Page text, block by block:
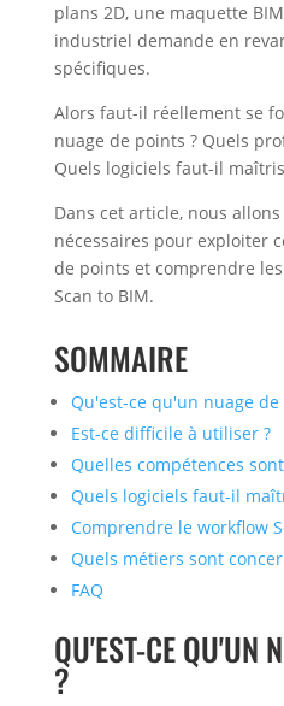
plans 2D, une maquette
industriel demande en
spécifiques.
Alors faut-il réellement se
nuage de points ? Quels
Quels logiciels faut-il
Dans cet article, nous
nécessaires pour exploiter
de points et comprendre
Scan to BIM.
SOMMAIRE
Qu'est-ce qu'un nuage de
Est-ce difficile à utiliser ?
Quelles compétences
Quels logiciels faut-il
Comprendre le workflow
Quels métiers sont
FAQ
QU'EST-CE QU'UN
?